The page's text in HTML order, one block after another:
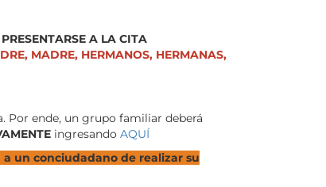
A LA CITA
MADRE, HERMANOS, HERMANAS,
Por ende, un grupo familiar deberá
ingresando AQUÍ
un conciudadano de realizar su